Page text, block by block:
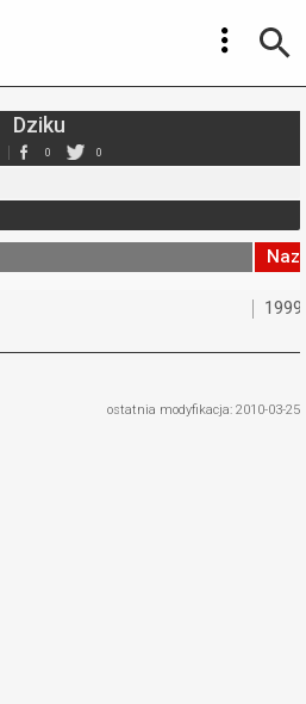
Dziku
0 0
1999
ostatnia modyfikacja: 2010-03-25